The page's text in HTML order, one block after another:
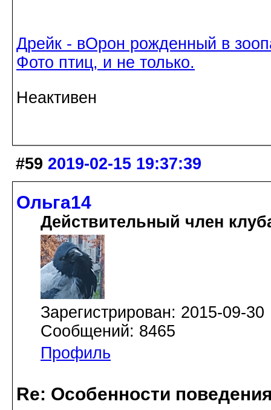
Дрейк - вОрон рожденный в
Фото птиц, и не только.
Неактивен
#59 2019-02-15 19:37:39
Ольга14
Действительный член
Зарегистрирован: 2015-09-30
Сообщений: 8465
Профиль
Re: Особенности